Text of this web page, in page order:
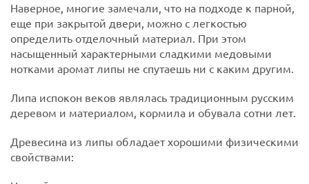
Наверное, многие замечали, что на подходе к парной,
еще при закрытой двери, можно с легкостью
определить отделочный материал. При этом
насыщенный характерными сладкими медовыми
нотками аромат липы не спутаешь ни с каким другим.
Липа испокон веков являлась традиционным русским
деревом и материалом, кормила и обувала сотни лет.
Древесина из липы обладает хорошими физическими
свойствами: